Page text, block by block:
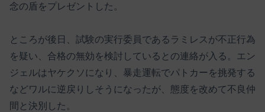
念の盾をプレゼントした。
ところが後日、試験の実行委員であるラミレスが不正行為
を疑い、合格の無効を検討しているとの連絡が入る。エン
ジェルはヤケクソになり、暴走運転でパトカーを挑発する
などワルに逆戻りしそうになったが、態度を改めて不良仲
間と決別した。